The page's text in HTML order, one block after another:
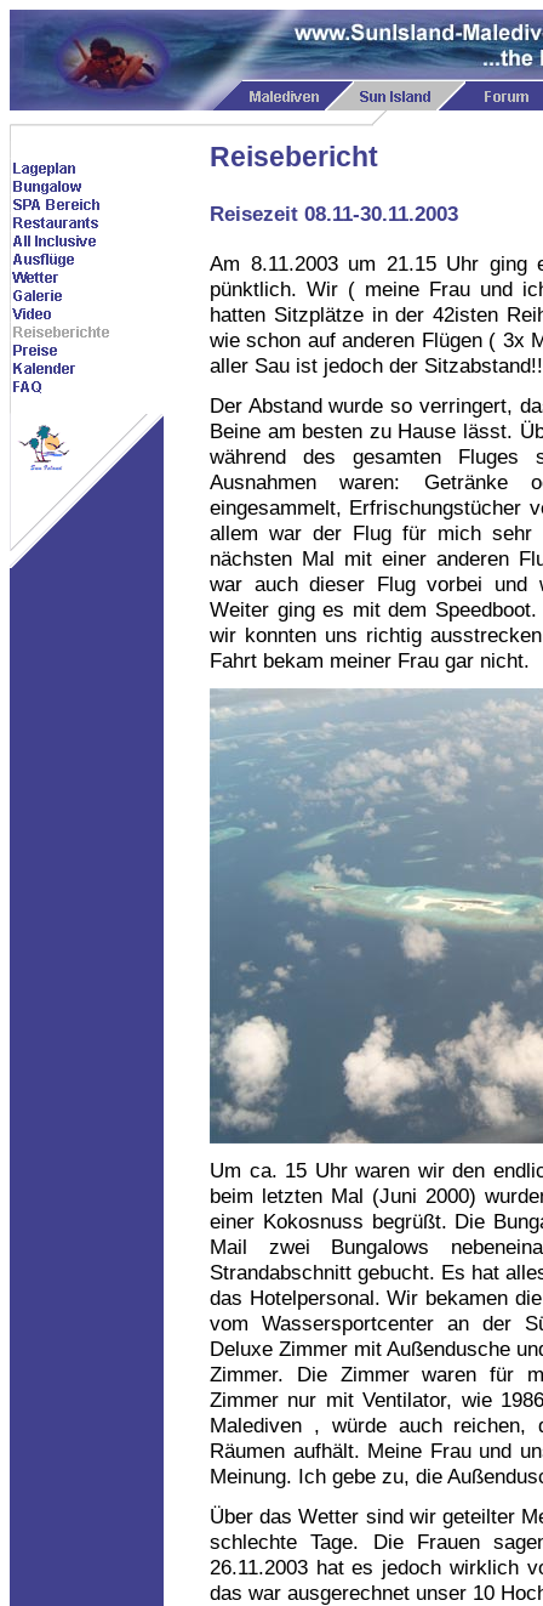
Reisebericht
Reisezeit 08.11-30.11.2003
Am 8.11.2003 um 21.15 Uhr
pünktlich. Wir ( meine Frau und
hatten Sitzplätze in der 42isten
wie schon auf anderen Flügen ( 3x
aller Sau ist jedoch der
Der Abstand wurde so verringert,
Beine am besten zu Hause lässt.
während des gesamten
Ausnahmen waren:
eingesammelt, Erfrischungstücher
allem war der Flug für mich sehr
nächsten Mal mit einer anderen
war auch dieser Flug vorbei und
Weiter ging es mit dem
wir konnten uns richtig
Fahrt bekam meiner Frau gar nicht.
Um ca. 15 Uhr waren wir den
beim letzten Mal (Juni 2000)
einer Kokosnuss begrüßt. Die
Mail zwei Bungalows
Strandabschnitt gebucht. Es hat
das Hotelpersonal. Wir bekamen
vom Wassersportcenter an der
Deluxe Zimmer mit Außendusche
Zimmer. Die Zimmer waren für
Zimmer nur mit Ventilator, wie
Malediven , würde auch
Räumen aufhält. Meine Frau und
Meinung. Ich gebe zu, die
Über das Wetter sind wir geteilter
schlechte Tage. Die Frauen
26.11.2003 hat es jedoch wirklich
das war ausgerechnet unser 10